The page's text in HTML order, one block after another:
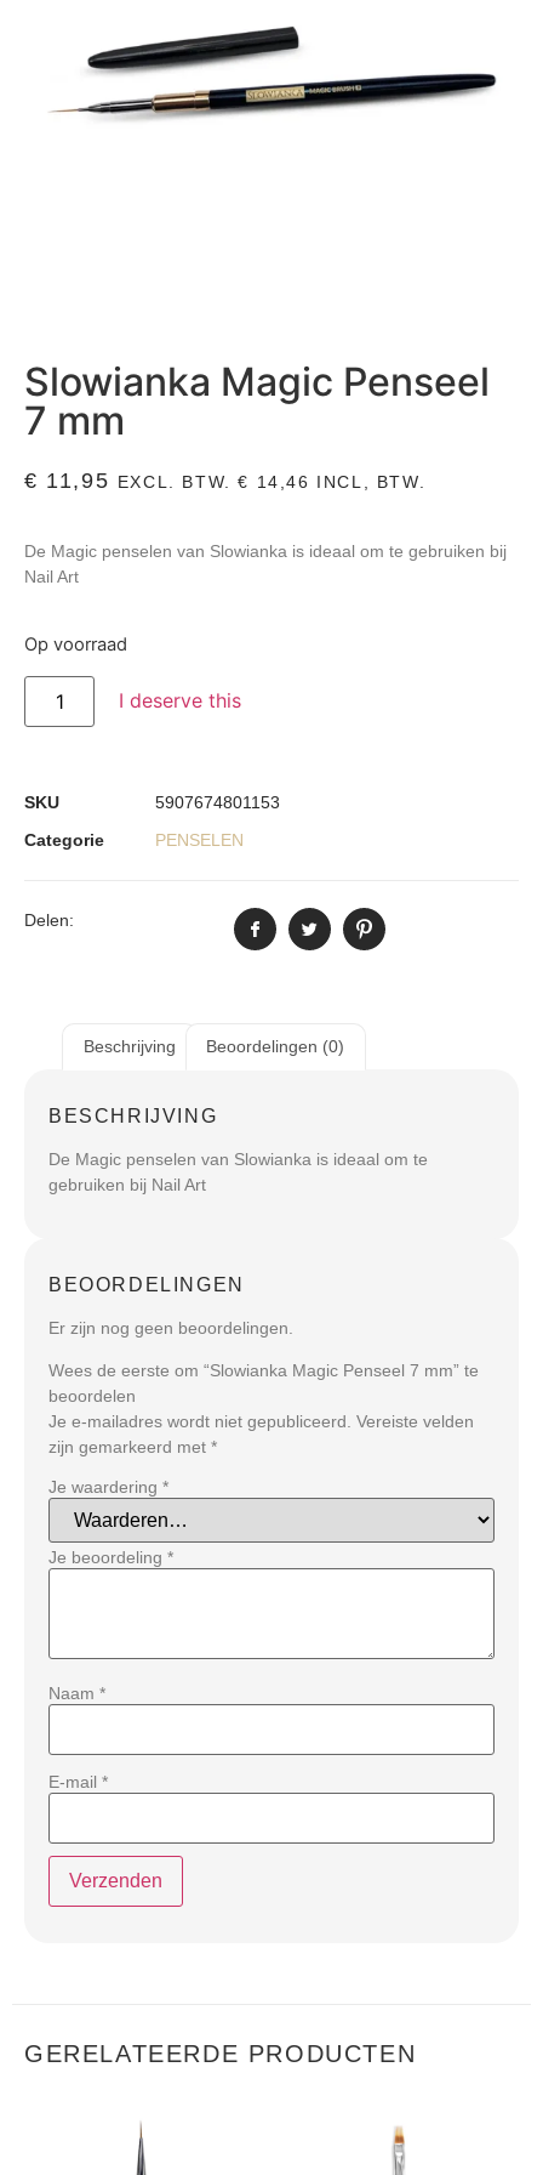
Slowianka Magic Penseel
7 mm
€ 11,95 EXCL. BTW.€ 14,46 INCL, BTW.
De Magic penselen van Slowianka is ideaal om te gebruiken bij
Nail Art
Op voorraad
I deserve this
SKU
5907674801153
Categorie
PENSELEN
Delen:
Beschrijving Beoordelingen (0)
BESCHRIJVING
De Magic penselen van Slowianka is ideaal om te
gebruiken bij Nail Art
BEOORDELINGEN
Er zijn nog geen beoordelingen.
Wees de eerste om “Slowianka Magic Penseel 7 mm” te
beoordelen
Je e-mailadres wordt niet gepubliceerd. Vereiste velden
zijn gemarkeerd met *
Je waardering *
Je beoordeling *
Naam *
E-mail *
GERELATEERDE PRODUCTEN